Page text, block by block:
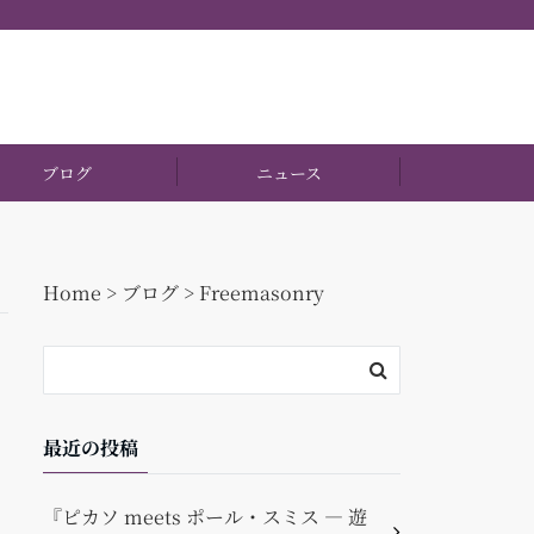
ブログ ニュース
Home > ブログ > Freemasonry
最近の投稿
『ピカソ meets ポール・スミス ― 遊